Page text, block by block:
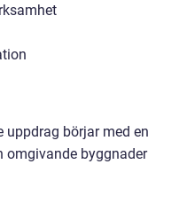
börjar med en
omgivande byggnader